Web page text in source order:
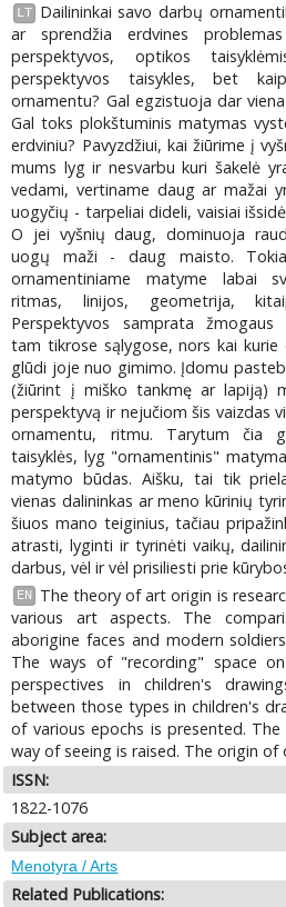
LT
Dailininkai savo darbų
ar sprendžia erdvines
perspektyvos, optikos
perspektyvos taisykles, bet
ornamentu? Gal egzistuoja dar
Gal toks plokštuminis matymas
erdviniu? Pavyzdžiui, kai žiūrime į
mums lyg ir nesvarbu kuri šakelė
vedami, vertiname daug ar mažai
uogyčių - tarpeliai dideli, vaisiai
O jei vyšnių daug, dominuoja
uogų maži - daug maisto.
ornamentiniame matyme labai
ritmas, linijos, geometrija,
Perspektyvos samprata žmogaus
tam tikrose sąlygose, nors kai
glūdi joje nuo gimimo. Įdomu
(žiūrint į miško tankmę ar lapiją)
perspektyvą ir nejučiom šis vaizdas
ornamentu, ritmu. Tarytum čia
taisyklės, lyg "ornamentinis"
matymo būdas. Aišku, tai tik
vienas dalininkas ar meno kūrinių
šiuos mano teiginius, tačiau
atrasti, lyginti ir tyrinėti vaikų,
darbus, vėl ir vėl prisiliesti prie
EN
The theory of art origin is
various art aspects. The
aborigine faces and modern
The ways of "recording" space
perspectives in children's
between those types in children's
of various epochs is presented.
way of seeing is raised. The origin of
ISSN:
1822-1076
Subject area:
Menotyra / Arts
Related Publications: